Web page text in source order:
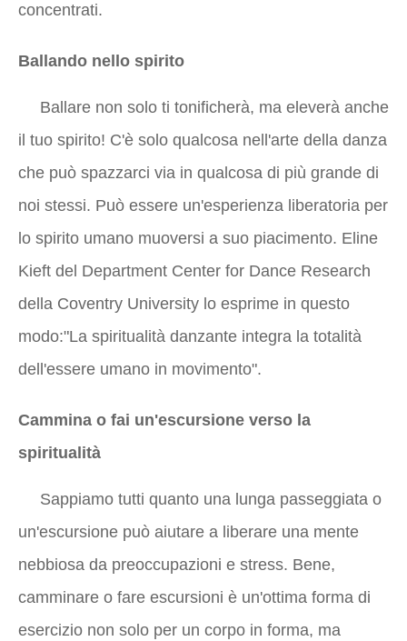
concentrati.
Ballando nello spirito
Ballare non solo ti tonificherà, ma eleverà anche
il tuo spirito! C'è solo qualcosa nell'arte della danza
che può spazzarci via in qualcosa di più grande di
noi stessi. Può essere un'esperienza liberatoria per
lo spirito umano muoversi a suo piacimento. Eline
Kieft del Department Center for Dance Research
della Coventry University lo esprime in questo
modo:"La spiritualità danzante integra la totalità
dell'essere umano in movimento".
Cammina o fai un'escursione verso la
spiritualità
Sappiamo tutti quanto una lunga passeggiata o
un'escursione può aiutare a liberare una mente
nebbiosa da preoccupazioni e stress. Bene,
camminare o fare escursioni è un'ottima forma di
esercizio non solo per un corpo in forma, ma